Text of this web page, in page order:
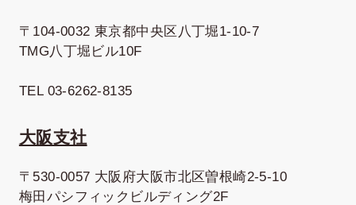
〒104-0032 東京都中央区八丁堀1-10-7
TMG八丁堀ビル10F
TEL 03-6262-8135
大阪支社
〒530-0057 大阪府大阪市北区曽根崎2-5-10
梅田パシフィックビルディング2F